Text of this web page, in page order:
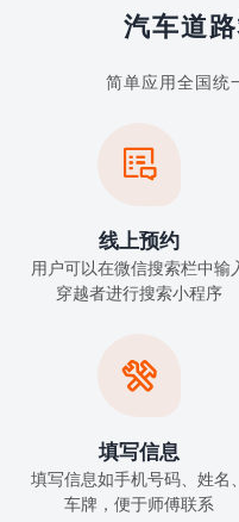
汽车道
简单应用全国统

线上预约
用户可以在微信搜索栏中输
穿越者进行搜索小程序

填写信息
填写信息如手机号码、姓名、
车牌，便于师傅联系